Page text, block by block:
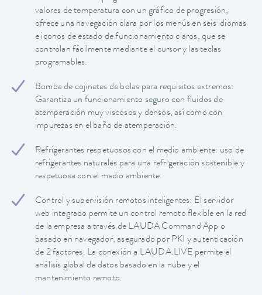
valores de temperatura con un gráfico de progresión,
ofrece una navegación clara por los menús en seis idiomas
e iconos de estado de funcionamiento claros, que se
controlan fácilmente mediante el cursor y las teclas
programables.
Bomba de cojinetes de bolas para requisitos extremos:
Garantiza un funcionamiento seguro con fluidos de
atemperación muy viscosos y densos, así como con
impurezas en el baño de atemperación.
Refrigerantes respetuosos con el medio ambiente: uso de
refrigerantes naturales para una refrigeración sostenible y
respetuosa con el medio ambiente.
Control y supervisión remotos inteligentes: El servidor
web integrado permite un control remoto flexible en la red
de la empresa a través de LAUDA Command App o
basado en navegador, asegurado por PKI y autenticación
de 2 factores. La conexión a LAUDA.LIVE permite el
análisis global de datos basado en la nube y el
mantenimiento remoto.